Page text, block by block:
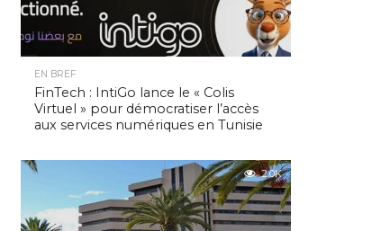
EN BREF
FinTech : IntiGo lance le « Colis
Virtuel » pour démocratiser l’accès
aux services numériques en Tunisie
2.0K